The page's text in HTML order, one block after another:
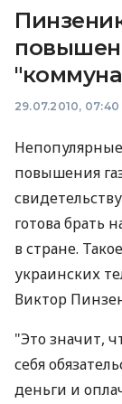
29.07.2010, 07:40
повышения
готова брать
в стране.
украинских
Виктор
"Это значит,
себя
деньги и